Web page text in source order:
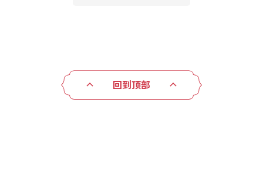
回到顶部